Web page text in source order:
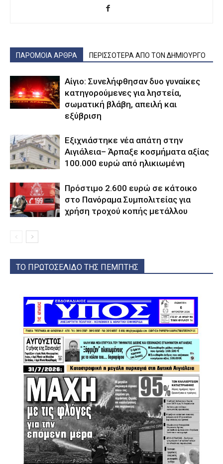
ΠΑΡΟΜΟΙΑ ΑΡΘΡΑ ΠΕΡΙΣΣΟΤΕΡΑ ΑΠΟ ΤΟΝ ΔΗΜΙΟΥΡΓΟ
Αίγιο: Συνελήφθησαν δυο γυναίκες
κατηγορούμενες για ληστεία,
σωματική βλάβη, απειλή και
εξύβριση
Εξιχνιάστηκε νέα απάτη στην
Αιγιάλεια– Άρπαξε κοσμήματα αξίας
100.000 ευρώ από ηλικιωμένη
Πρόστιμο 2.600 ευρώ σε κάτοικο
στο Πανόραμα Συμπολιτείας για
χρήση τροχού κοπής μετάλλου
ΤΟ ΠΡΩΤΟΣΕΛΙΔΟ ΤΗΣ ΠΕΜΠΤΗΣ